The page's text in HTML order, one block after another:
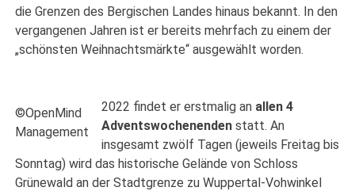
die Grenzen des Bergischen Landes hinaus bekannt. In den
vergangenen Jahren ist er bereits mehrfach zu einem der
„schönsten Weihnachtsmärkte“ ausgewählt worden.
©OpenMind
Management
2022 findet er erstmalig an allen 4
Adventswochenenden statt. An
insgesamt zwölf Tagen (jeweils Freitag bis
Sonntag) wird das historische Gelände von Schloss
Grünewald an der Stadtgrenze zu Wuppertal-Vohwinkel